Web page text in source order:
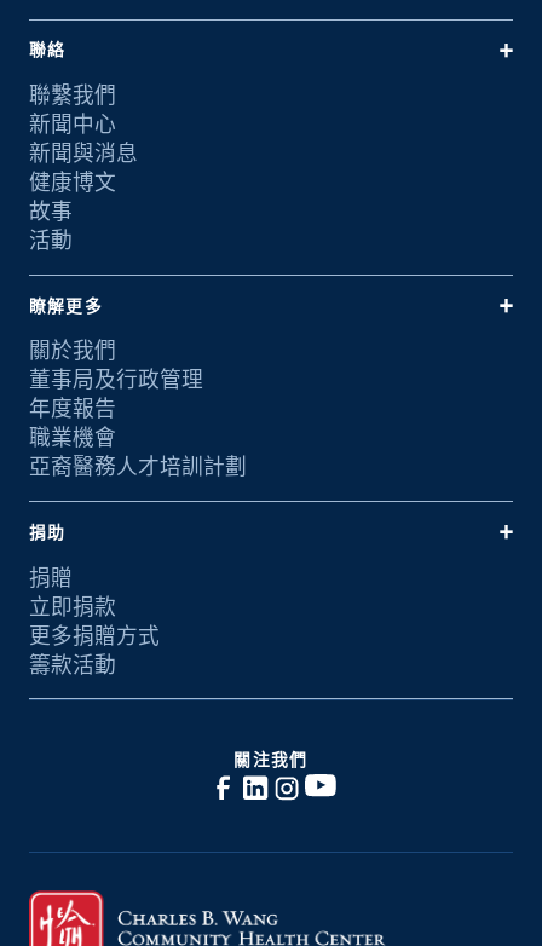
聯絡
聯繫我們
新聞中心
新聞與消息
健康博文
故事
活動
瞭解更多
關於我們
董事局及行政管理
年度報告
職業機會
亞裔醫務人才培訓計劃
捐助
捐贈
立即捐款
更多捐贈方式
籌款活動
關注我們